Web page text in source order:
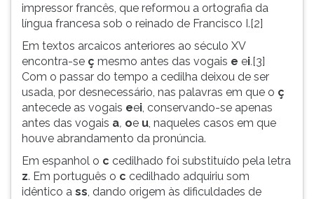
tecla
depois
Pressione
ouvir
essa
instrução
novamente.
impressor francês, que reformou a ortografia da
língua francesa sob o reinado de Francisco I.[2]
Em textos arcaicos anteriores ao século XV
encontra-se ç mesmo antes das vogais e ei.[3]
Com o passar do tempo a cedilha deixou de ser
usada, por desnecessário, nas palavras em que o ç
antecede as vogais eei, conservando-se apenas
antes das vogais a, oe u, naqueles casos em que
houve abrandamento da pronúncia.
Em espanhol o c cedilhado foi substituído pela letra
z. Em português o c cedilhado adquiriu som
idêntico a ss, dando origem às dificuldades de